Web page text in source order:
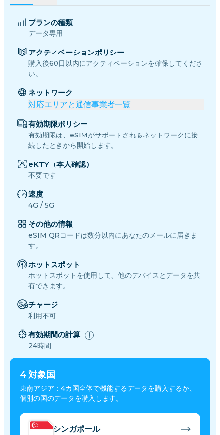
4 対象国
東南アジア：4カ国全体で機能するデータを購入するか、
個別の国のデータを購入します。
シンガポール
プランの種類
データ専用
アクティベーションポリシー
購入後60日以内にアクティベーションを確保してくださ
い。
ネットワーク
対応エリアと通信事業者一覧
有効期限ポリシー
有効期限は、eSIMがサポートされるネットワークに接
続したときから開始します。
eKTY（本人確認）
不要です
速度
4G / 5G
その他の情報
eSIM QRコードは数分以内にあなたのメールに届きま
す。
ホットスポット
ホットスポットを使用して、他のデバイスとデータを共
有できます。
チャージ
利用不可
有効期間の計算
24時間